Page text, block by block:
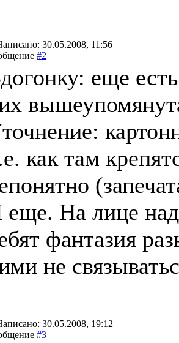
30.05.2008, 11:56
#2
еще
как там
На лице
фантазия
не
30.05.2008, 19:12
#3